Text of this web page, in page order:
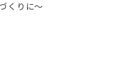
くりに～